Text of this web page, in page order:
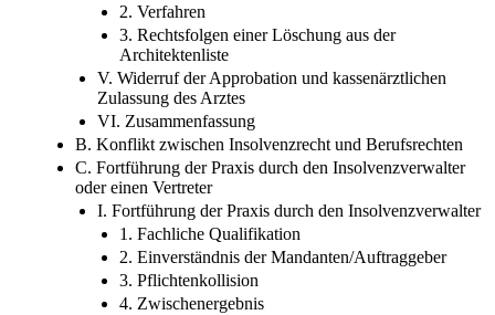
2. Verfahren
3. Rechtsfolgen einer Löschung aus der
Architektenliste
V. Widerruf der Approbation und kassenärztlichen
Zulassung des Arztes
VI. Zusammenfassung
B. Konflikt zwischen Insolvenzrecht und Berufsrechten
C. Fortführung der Praxis durch den Insolvenzverwalter
oder einen Vertreter
I. Fortführung der Praxis durch den Insolvenzverwalter
1. Fachliche Qualifikation
2. Einverständnis der Mandanten/Auftraggeber
3. Pflichtenkollision
4. Zwischenergebnis